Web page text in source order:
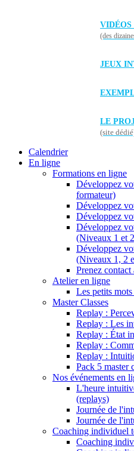
VIDÉOS
(des
JEUX
LE
(site
Calendrier
En ligne
Formations en ligne
Développez
formateur)
Développez
Développez
Développez
(Niveaux 1 et
Développez
(Niveaux 1, 2
Prenez
Atelier en ligne
Les petits
Master Classes
Replay :
Replay : Les
Replay : État
Replay :
Replay :
Pack 5 master
Nos événements en
L'heure
(replays)
Journée de
Journée de
Coaching individuel
Coaching